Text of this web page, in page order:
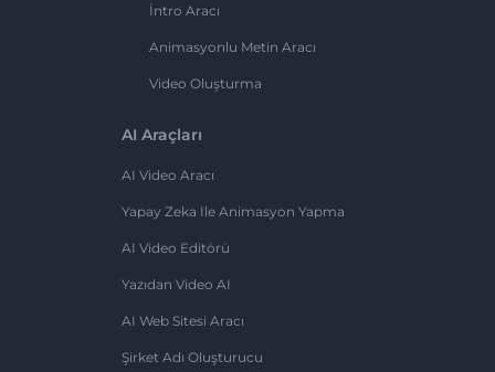
İntro Aracı
Animasyonlu Metin Aracı
Video Oluşturma
AI Araçları
AI Video Aracı
Yapay Zeka Ile Animasyon Yapma
AI Video Editörü
Yazıdan Video AI
AI Web Sitesi Aracı
Şirket Adı Oluşturucu